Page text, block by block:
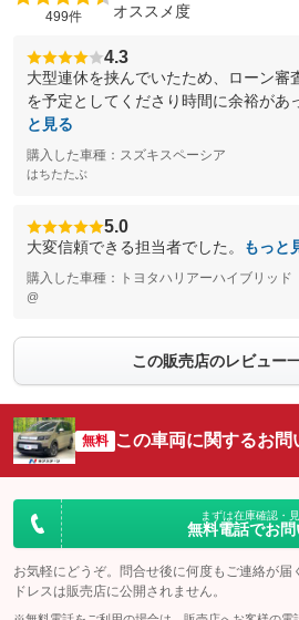
499件 オススメ度
4.3
大型連休を挟んでいたため、ローン審
を予定としてくださり時間に余裕があ
と見る
購入した車種：スズキスペーシア
はちたたぶ
5.0
大変信頼できる担当者でした。 もっと
購入した車種：トヨタハリアーハイブリッド
@
この販売店のレビュー
無料 この車両に関するお問
まずは在庫確認・
無料電話でお
お気軽にどうぞ。問合せ後に何度もご連絡が届
ドレスは販売店に公開されません。